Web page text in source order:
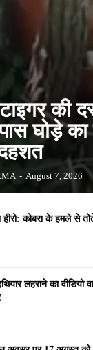
की
घोड़े का
- August 7, 2026
हीरो: कोबरा के हमले से
लहराने का वीडियो